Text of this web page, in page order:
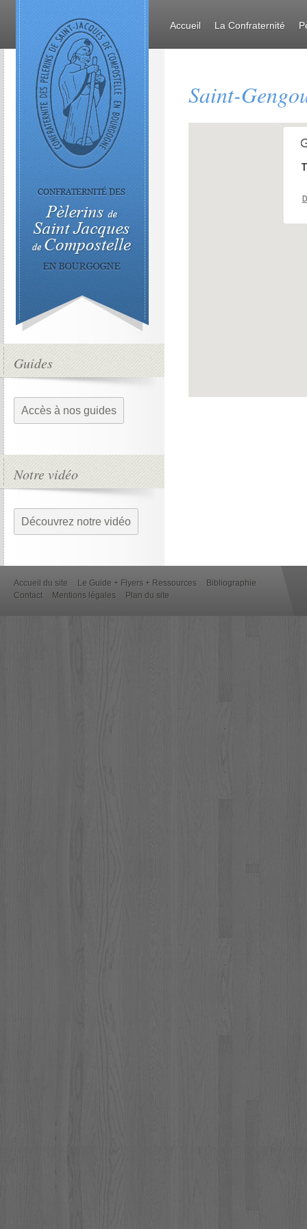
Accueil La Confraternité
Guides
Accès à nos guides
Notre vidéo
Découvrez notre vidéo
Saint-
Accueil du site Le Guide + Flyers + Ressources
Bibliographie
Contact
Mentions légales Plan du site